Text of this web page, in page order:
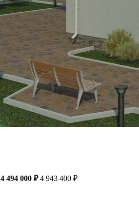
4 494 000 ₽ 4 943 400 ₽